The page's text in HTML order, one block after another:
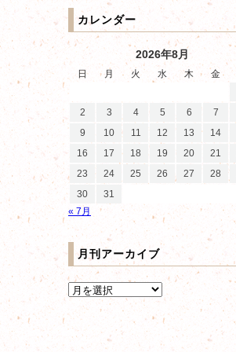
カレンダー
2026年8月
日 月 火 水 木 金
2
3 4 5 6 7
9
10 11 12 13 14
16
17 18 19 20 21
23
24 25 26 27 28
30
31
« 7月
月刊アーカイブ